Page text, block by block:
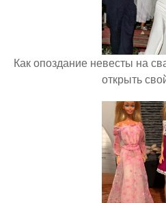
Как опоздание невесты на
открыть